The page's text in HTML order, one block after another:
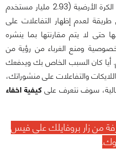
مستخدمين يصل إلى ربع سكان الكرة الأرضية (2.93 مليار مستخدم
لعدم إظهار التفاعلات على
حتى لا يتم مقارنتها بما ينشره
ومنع الغرباء من رؤية من
أيا كان السبب الخاص بك ويدفعك
والتفاعلات على منشوراتك،
سوف نتعرف على كيفية اخفاء
من زار بروفايلك على فيس
.